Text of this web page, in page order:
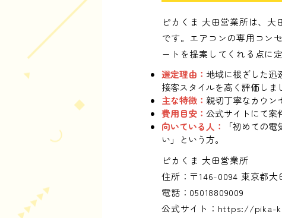
ピカくま 大田営業所は、
です。エアコンの専用コン
ートを提案してくれる点に
選定理由： 地域に根ざした迅
接客スタイルを高く評価しま
主な特徴： 親切丁寧なカウン
費用目安： 公式サイトにて案
向いている人：
「初めての
い」という方。
ピカくま 大田営業所
住所：〒146-0094 東京都大
電話：05018809009
公式サイト： https://pika-